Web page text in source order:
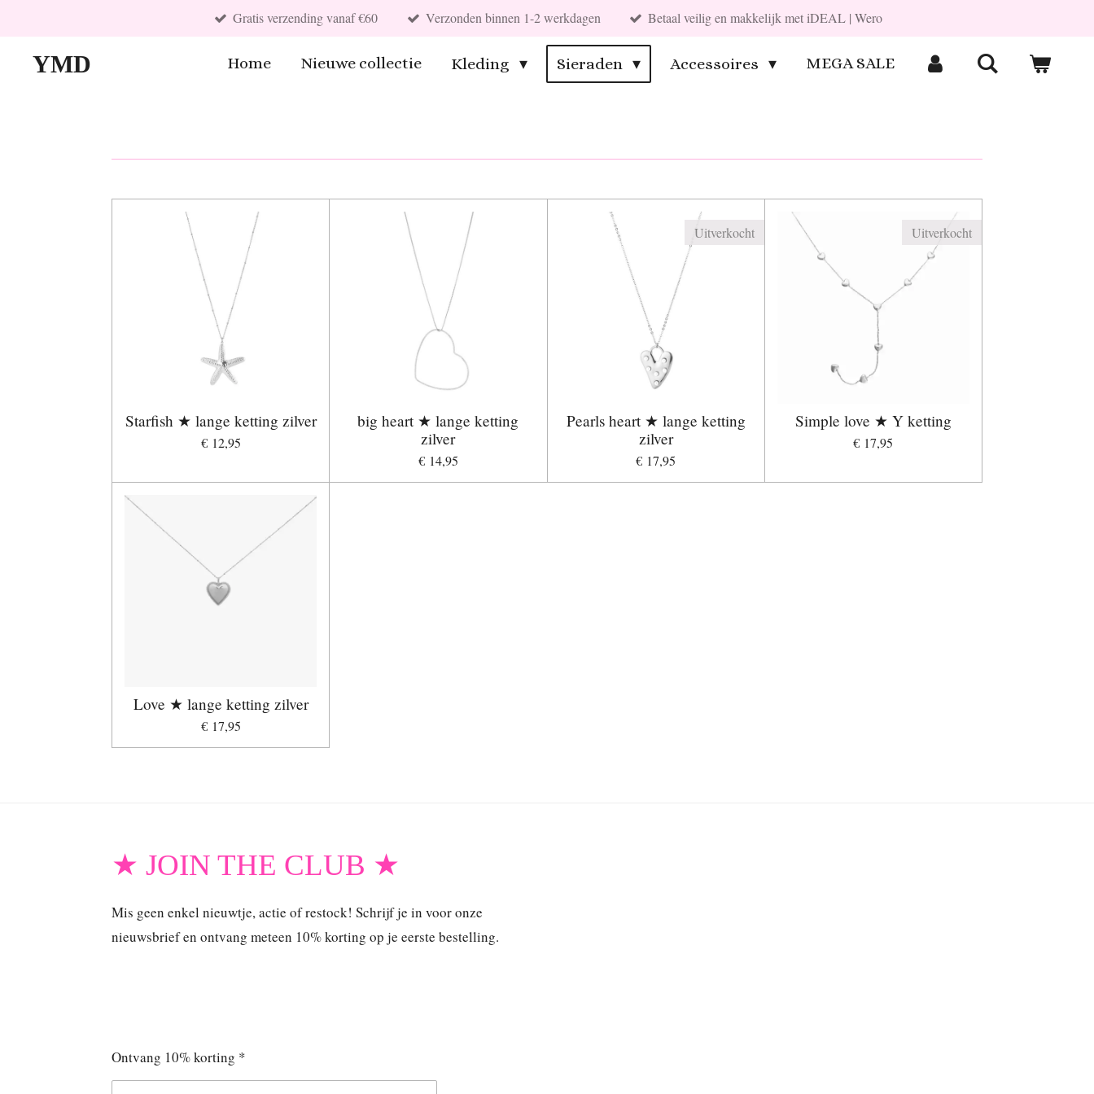
Gratis verzending vanaf €60 Verzonden binnen 1-2 werkdagen Betaal veilig en makkelijk met iDEAL | Wero
YMD Home Nieuwe collectie Kleding Sieraden Accessoires MEGA SALE
Starfish ★ lange ketting zilver
€ 12,95
big heart ★ lange ketting
zilver
€ 14,95
Uitverkocht
Pearls heart ★ lange ketting
zilver
€ 17,95
Uitverkocht
Simple love ★ Y ketting
€ 17,95
Love ★ lange ketting zilver
€ 17,95
★ JOIN THE CLUB ★
Mis geen enkel nieuwtje, actie of restock! Schrijf je in voor onze
nieuwsbrief en ontvang meteen 10% korting op je eerste bestelling.
Ontvang 10% korting *